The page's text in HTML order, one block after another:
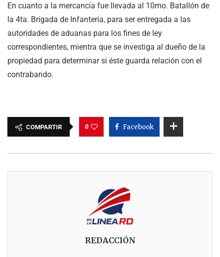
En cuanto a la mercancía fue llevada al 10mo. Batallón de
la 4ta. Brigada de Infantería, para ser entregada a las
autoridades de aduanas para los fines de ley
correspondientes, mientra que se investiga al dueño de la
propiedad para determinar si éste guarda relación con el
contrabando.
COMPARTIR 0 Facebook
REDACCIÓN